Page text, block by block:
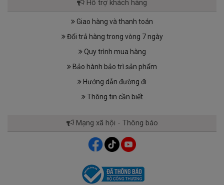
Hỗ trợ khách hàng
Giao hàng và thanh toán
Đổi trả hàng trong vòng 7 ngày
Quy trình mua hàng
Bảo hành bảo trì sản phẩm
Hướng dẫn đường đi
Thông tin cần biết
Mạng xã hội - Thông báo